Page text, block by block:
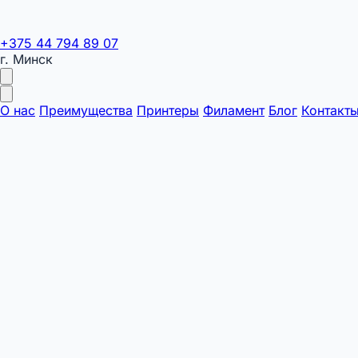
+375 44 794 89 07
г. Минск
О нас Преимущества Принтеры Филамент Блог